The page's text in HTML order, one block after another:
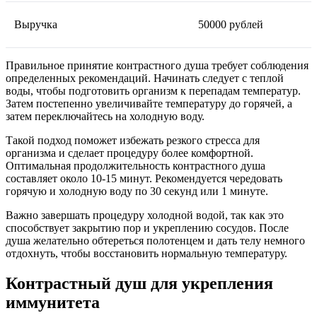
Выручка 50000 рублей
Правильное принятие контрастного душа требует соблюдения
определенных рекомендаций. Начинать следует с теплой
воды, чтобы подготовить организм к перепадам температур.
Затем постепенно увеличивайте температуру до горячей, а
затем переключайтесь на холодную воду.
Такой подход поможет избежать резкого стресса для
организма и сделает процедуру более комфортной.
Оптимальная продолжительность контрастного душа
составляет около 10-15 минут. Рекомендуется чередовать
горячую и холодную воду по 30 секунд или 1 минуте.
Важно завершать процедуру холодной водой, так как это
способствует закрытию пор и укреплению сосудов. После
душа желательно обтереться полотенцем и дать телу немного
отдохнуть, чтобы восстановить нормальную температуру.
Контрастный душ для укрепления
иммунитета